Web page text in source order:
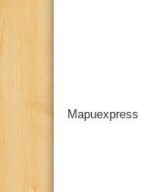
Mapuexpress